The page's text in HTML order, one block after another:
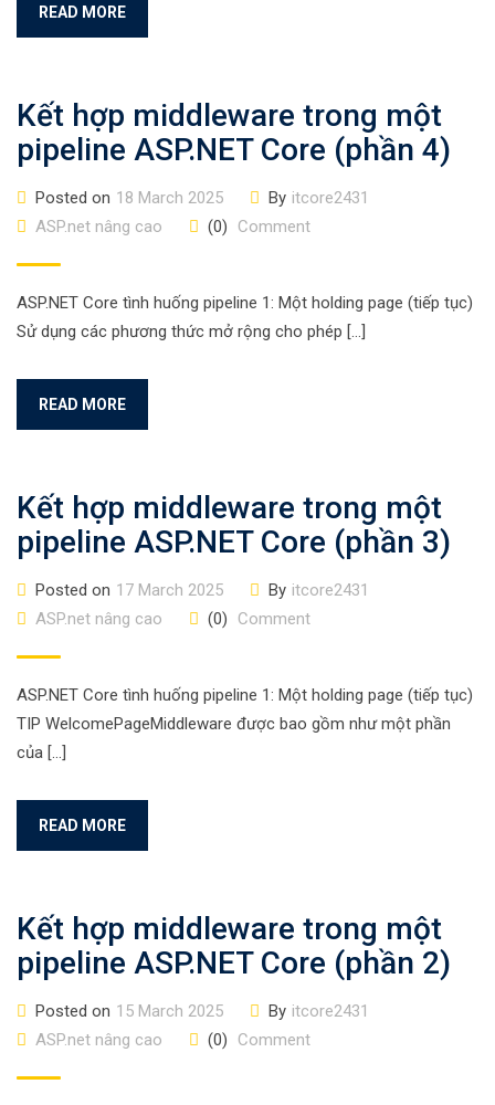
READ MORE
Kết hợp middleware trong một
pipeline ASP.NET Core (phần 4)
Posted on 18 March 2025 By itcore2431
ASP.net nâng cao
(0) Comment
ASP.NET Core tình huống pipeline 1: Một holding page (tiếp tục)
Sử dụng các phương thức mở rộng cho phép […]
READ MORE
Kết hợp middleware trong một
pipeline ASP.NET Core (phần 3)
Posted on 17 March 2025 By itcore2431
ASP.net nâng cao
(0) Comment
ASP.NET Core tình huống pipeline 1: Một holding page (tiếp tục)
TIP WelcomePageMiddleware được bao gồm như một phần
của […]
READ MORE
Kết hợp middleware trong một
pipeline ASP.NET Core (phần 2)
Posted on 15 March 2025 By itcore2431
ASP.net nâng cao
(0) Comment